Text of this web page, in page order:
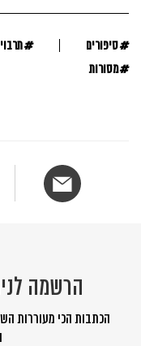
#סיפורים #
#מסורות
הרשמה
הכתבות הכי מעוררות